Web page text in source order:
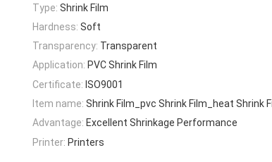
Type: Shrink Film
Hardness: Soft
Transparency: Transparent
Application: PVC Shrink Film
Certificate: ISO9001
Item name: Shrink Film_pvc Shrink Film_heat Shrink
Advantage: Excellent Shrinkage Performance
Printer: Printers